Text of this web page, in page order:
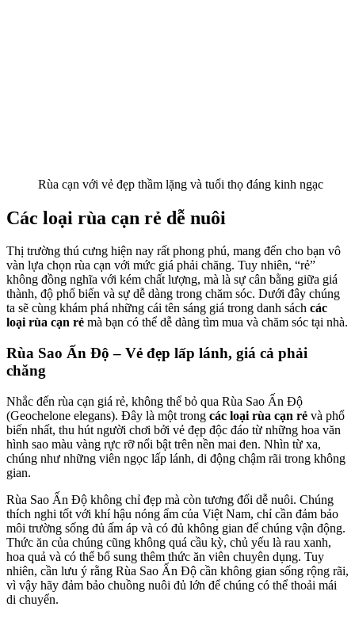
Rùa cạn với vẻ đẹp thầm lặng và tuổi thọ đáng kinh ngạc
Các loại rùa cạn rẻ dễ nuôi
Thị trường thú cưng hiện nay rất phong phú, mang đến cho bạn vô
vàn lựa chọn rùa cạn với mức giá phải chăng. Tuy nhiên, “rẻ”
không đồng nghĩa với kém chất lượng, mà là sự cân bằng giữa giá
thành, độ phổ biến và sự dễ dàng trong chăm sóc. Dưới đây chúng
ta sẽ cùng khám phá những cái tên sáng giá trong danh sách các
loại rùa cạn rẻ mà bạn có thể dễ dàng tìm mua và chăm sóc tại nhà.
Rùa Sao Ấn Độ – Vẻ đẹp lấp lánh, giá cả phải
chăng
Nhắc đến rùa cạn giá rẻ, không thể bỏ qua Rùa Sao Ấn Độ
(Geochelone elegans). Đây là một trong các loại rùa cạn rẻ và phổ
biến nhất, thu hút người chơi bởi vẻ đẹp độc đáo từ những hoa văn
hình sao màu vàng rực rỡ nổi bật trên nền mai đen. Nhìn từ xa,
chúng như những viên ngọc lấp lánh, di động chậm rãi trong không
gian.
Rùa Sao Ấn Độ không chỉ đẹp mà còn tương đối dễ nuôi. Chúng
thích nghi tốt với khí hậu nóng ẩm của Việt Nam, chỉ cần đảm bảo
môi trường sống đủ ấm áp và có đủ không gian để chúng vận động.
Thức ăn của chúng cũng không quá cầu kỳ, chủ yếu là rau xanh,
hoa quả và có thể bổ sung thêm thức ăn viên chuyên dụng. Tuy
nhiên, cần lưu ý rằng Rùa Sao Ấn Độ cần không gian sống rộng rãi,
vì vậy hãy đảm bảo chuồng nuôi đủ lớn để chúng có thể thoải mái
di chuyển.